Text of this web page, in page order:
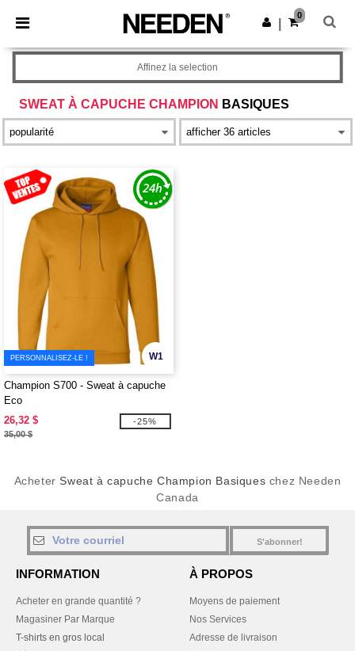
× Appli Needen
Meilleurs prix sur l’app !
Obtenir l'appli
0
SWEAT À CAPUCHE CHAMPION BASIQUES
Affinez la selection
W1
PERSONNALISEZ-LE !
Champion S700 - Sweat à capuche
Eco
26,32 $
35,00 $
-25%
Acheter Sweat à capuche Champion Basiques chez Needen
Canada
S'abonner!
INFORMATION
Acheter en grande quantité ?
Magasiner Par Marque
T-shirts en gros local
À PROPOS
Moyens de paiement
Nos Services
Adresse de livraison